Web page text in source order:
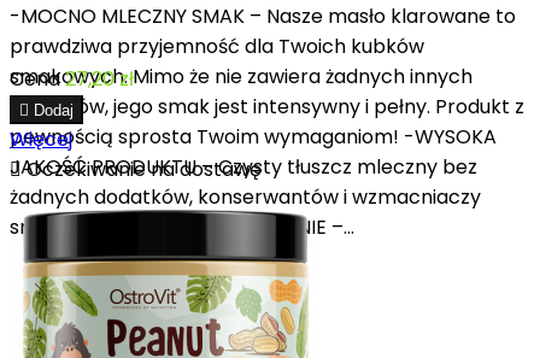
-MOCNO MLECZNY SMAK – Nasze masło klarowane to
prawdziwa przyjemność dla Twoich kubków
smakowych. Mimo że nie zawiera żadnych innych
dodatków, jego smak jest intensywny i pełny. Produkt z
pewnością sprosta Twoim wymaganiom! -WYSOKA
JAKOŚĆ PRODUKTU – Czysty tłuszcz mleczny bez
żadnych dodatków, konserwantów i wzmacniaczy
smaku. -WYGODNE OPAKOWANIE –...
Cena27,20 zł
 Dodaj
Więcej
Oczekiwanie na dostawę